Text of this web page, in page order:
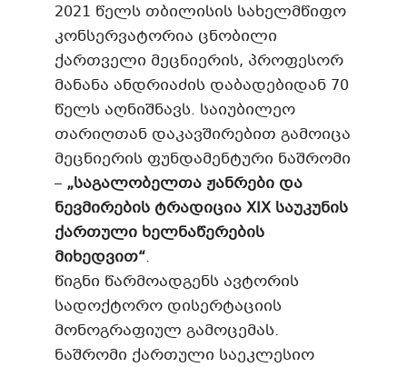
2021 წელს თბილისის სახელმწიფო
კონსერვატორია ცნობილი
ქართველი მეცნიერის, პროფესორ
მანანა ანდრიაძის დაბადებიდან 70
წელს აღნიშნავს. საიუბილეო
თარიღთან დაკავშირებით გამოიცა
მეცნიერის ფუნდამენტური ნაშრომი
– „საგალობელთა ჟანრები და
ნევმირების ტრადიცია XIX საუკუნის
ქართული ხელნაწერების
მიხედვით“.
წიგნი წარმოადგენს ავტორის
სადოქტორო დისერტაციის
მონოგრაფიულ გამოცემას.
ნაშრომი ქართული საეკლესიო